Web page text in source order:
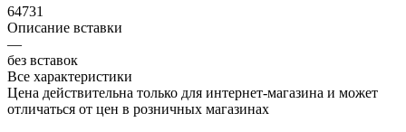
64731
Описание вставки
—
без вставок
Все характеристики
Цена действительна только для интернет-магазина и может
отличаться от цен в розничных магазинах